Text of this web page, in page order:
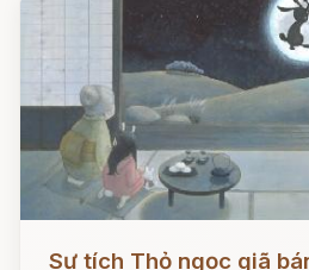
Sự tích Thỏ ngọc giã